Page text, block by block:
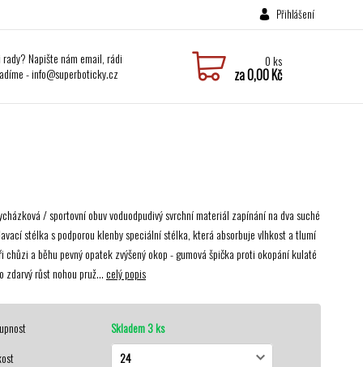
Přihlášení
Napište nám email, rádi
- info@superboticky.cz
0ks
za0,00 Kč
/ sportovní obuv voduodpudivý svrchní materiál zapínání na dva suché
stélka s podporou klenby speciální stélka, která absorbuje vlhkost a tlumí
chůzi a běhu pevný opatek zvýšený okop - gumová špička proti okopání kulaté
zdarvý růst nohou pruž...celý popis
Skladem 3 ks